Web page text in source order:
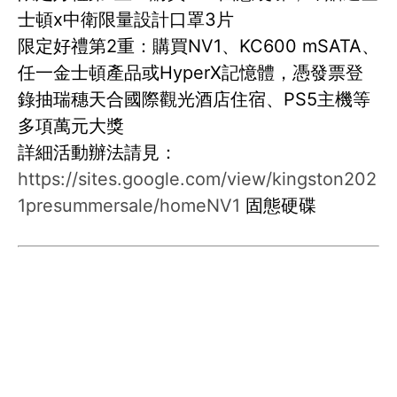
士頓x中衛限量設計口罩3片
限定好禮第2重：購買NV1、KC600 mSATA、
任一金士頓產品或HyperX記憶體，憑發票登
錄抽瑞穗天合國際觀光酒店住宿、PS5主機等
多項萬元大獎
詳細活動辦法請見：
https://sites.google.com/view/kingston202
1presummersale/homeNV1 固態硬碟